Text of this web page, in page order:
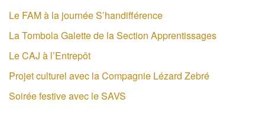
Le FAM à la journée S’handifférence
La Tombola Galette de la Section Apprentissages
Le CAJ à l’Entrepôt
Projet culturel avec la Compagnie Lézard Zebré
Soirée festive avec le SAVS